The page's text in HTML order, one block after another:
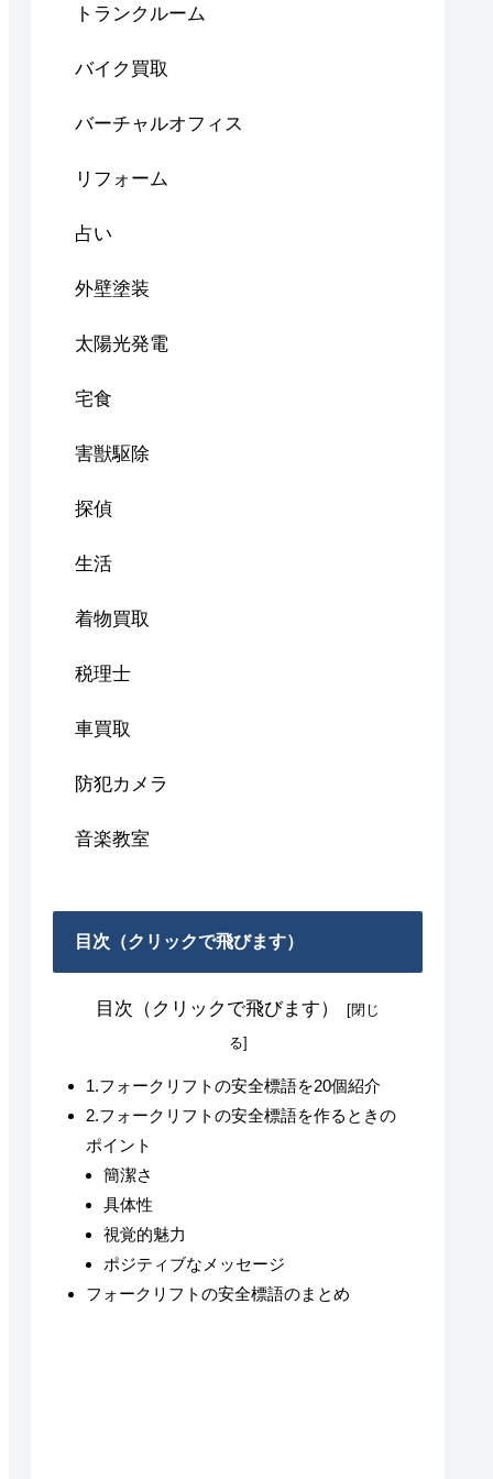
トランクルーム
バイク買取
バーチャルオフィス
リフォーム
占い
外壁塗装
太陽光発電
宅食
害獣駆除
探偵
生活
着物買取
税理士
車買取
防犯カメラ
音楽教室
目次（クリックで飛びます）
目次（クリックで飛びます）
1.フォークリフトの安全標語を20個紹介
2.フォークリフトの安全標語を作るときの
ポイント
簡潔さ
具体性
視覚的魅力
ポジティブなメッセージ
フォークリフトの安全標語のまとめ